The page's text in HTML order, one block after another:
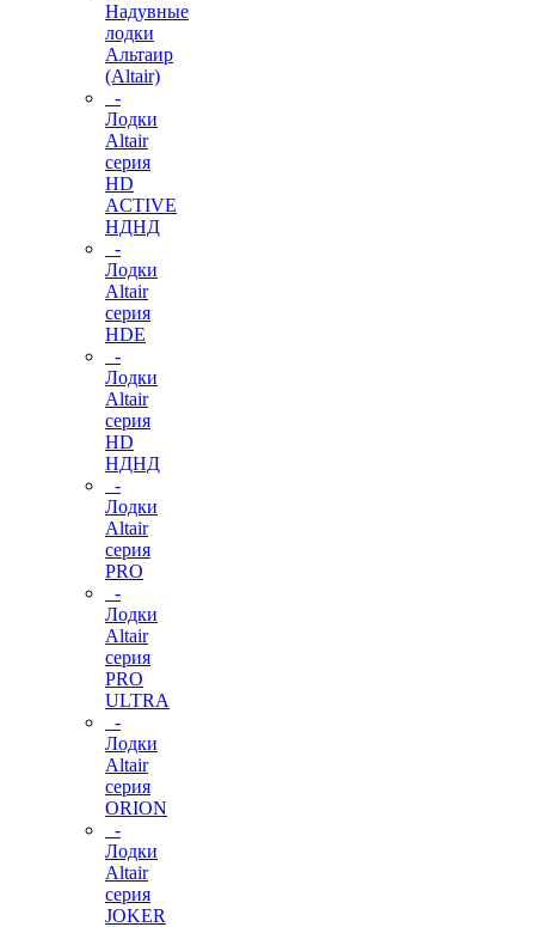
Надувные
лодки
Альтаир
(Altair)
-
Лодки
Altair
серия
HD
ACTIVE
НДНД
-
Лодки
Altair
серия
HDE
-
Лодки
Altair
серия
HD
НДНД
-
Лодки
Altair
серия
PRO
-
Лодки
Altair
серия
PRO
ULTRA
-
Лодки
Altair
серия
ORION
-
Лодки
Altair
серия
JOKER